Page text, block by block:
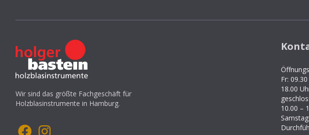
Wir sind das größte Fachgeschäft für
Holzblasinstrumente in Hamburg.
Fr:
18.00
10.00 –